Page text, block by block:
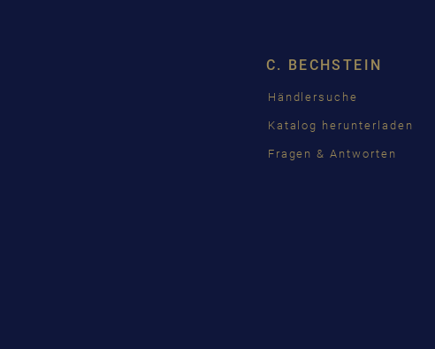
C. BECHSTEIN
Händlersuche
Katalog herunterladen
Fragen & Antworten